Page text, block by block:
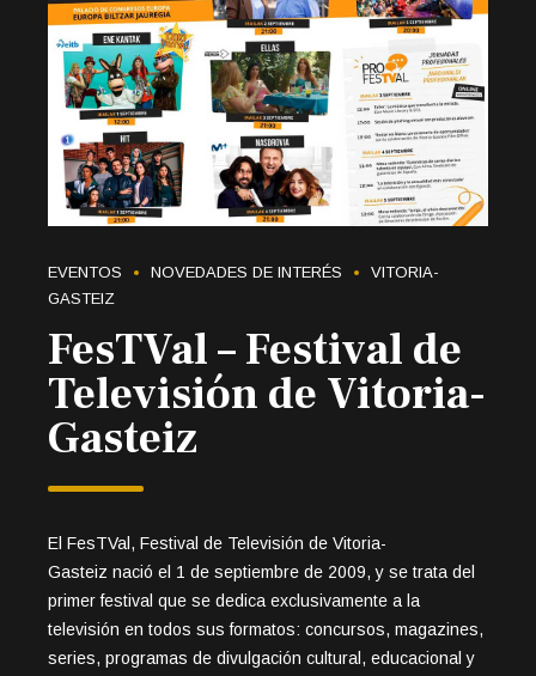
EVENTOS NOVEDADES DE INTERÉS
VITORIA-
GASTEIZ
FesTVal – Festival de
Televisión de Vitoria-
Gasteiz
El FesTVal, Festival de Televisión de Vitoria-
Gasteiz nació el 1 de septiembre de 2009, y se trata del
primer festival que se dedica exclusivamente a la
televisión en todos sus formatos: concursos, magazines,
series, programas de divulgación cultural, educacional y